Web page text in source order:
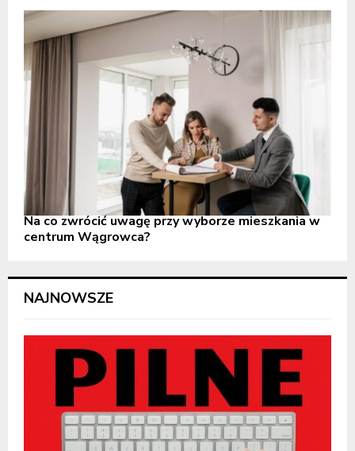
Na co zwrócić uwagę przy wyborze mieszkania w
centrum Wągrowca?
NAJNOWSZE